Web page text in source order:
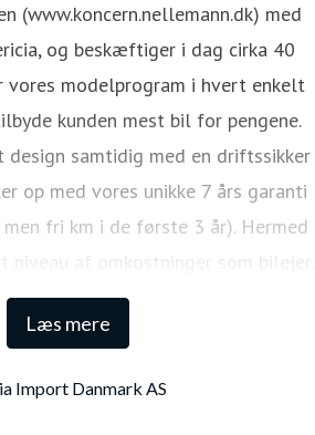
Læs mere
(www.koncern.nellemann.dk) med
og beskæftiger i dag cirka 40
vores modelprogram i hvert enkelt
kunden mest bil for pengene.
samtidig med en driftssikker
op med vores unikke 7 års garanti
fri km i de første 3 år). Hermed
af omkostninger som bilejer.
sikrer samtidig én af de højeste
i markedet.